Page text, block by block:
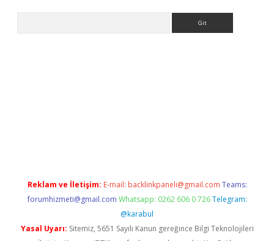
Reklam ve İletişim: E-mail: backlinkpaneli@gmail.com Teams:
forumhizmeti@gmail.com Whatsapp: 0262 606 0 726 Telegram:
@karabul
Yasal Uyarı: Sitemiz, 5651 Sayılı Kanun gereğince Bilgi Teknolojileri